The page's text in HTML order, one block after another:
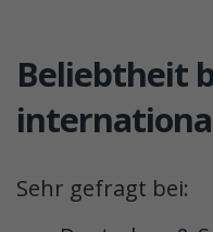
Beliebtheit
Sehr gefragt bei: